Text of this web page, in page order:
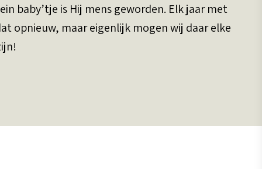
baby’tje is Hij mens geworden. Elk jaar met
opnieuw, maar eigenlijk mogen wij daar elke